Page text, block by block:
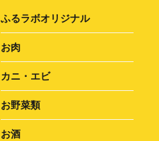
ふるラボオリジナル
お肉
カニ・エビ
お野菜類
お酒